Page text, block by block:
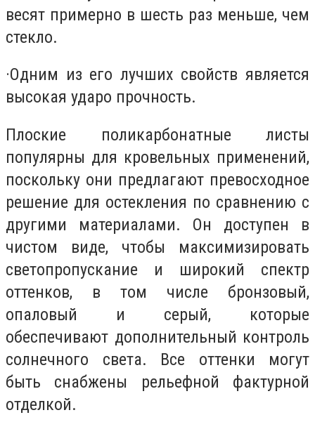
весят примерно в шесть раз меньше, чем
стекло.
·Одним из его лучших свойств является
высокая ударо прочность.
Плоские поликарбонатные листы
популярны для кровельных применений,
поскольку они предлагают превосходное
решение для остекления по сравнению с
другими материалами. Он доступен в
чистом виде, чтобы максимизировать
светопропускание и широкий спектр
оттенков, в том числе бронзовый,
опаловый и серый, которые
обеспечивают дополнительный контроль
солнечного света. Все оттенки могут
быть снабжены рельефной фактурной
отделкой.